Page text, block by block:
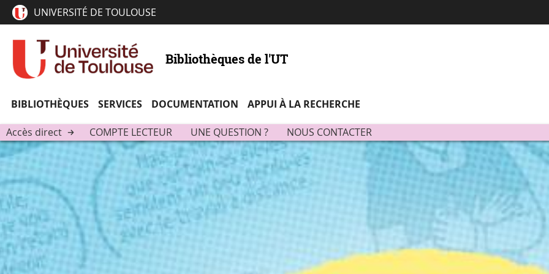
au
directs
UNIVERSITÉ DE TOULOUSE
Bibliothèques de l'UT
BIBLIOTHÈQUES SERVICES DOCUMENTATION APPUI À LA RECHERCHE
Accès direct COMPTE LECTEUR UNE QUESTION ? NOUS CONTACTER